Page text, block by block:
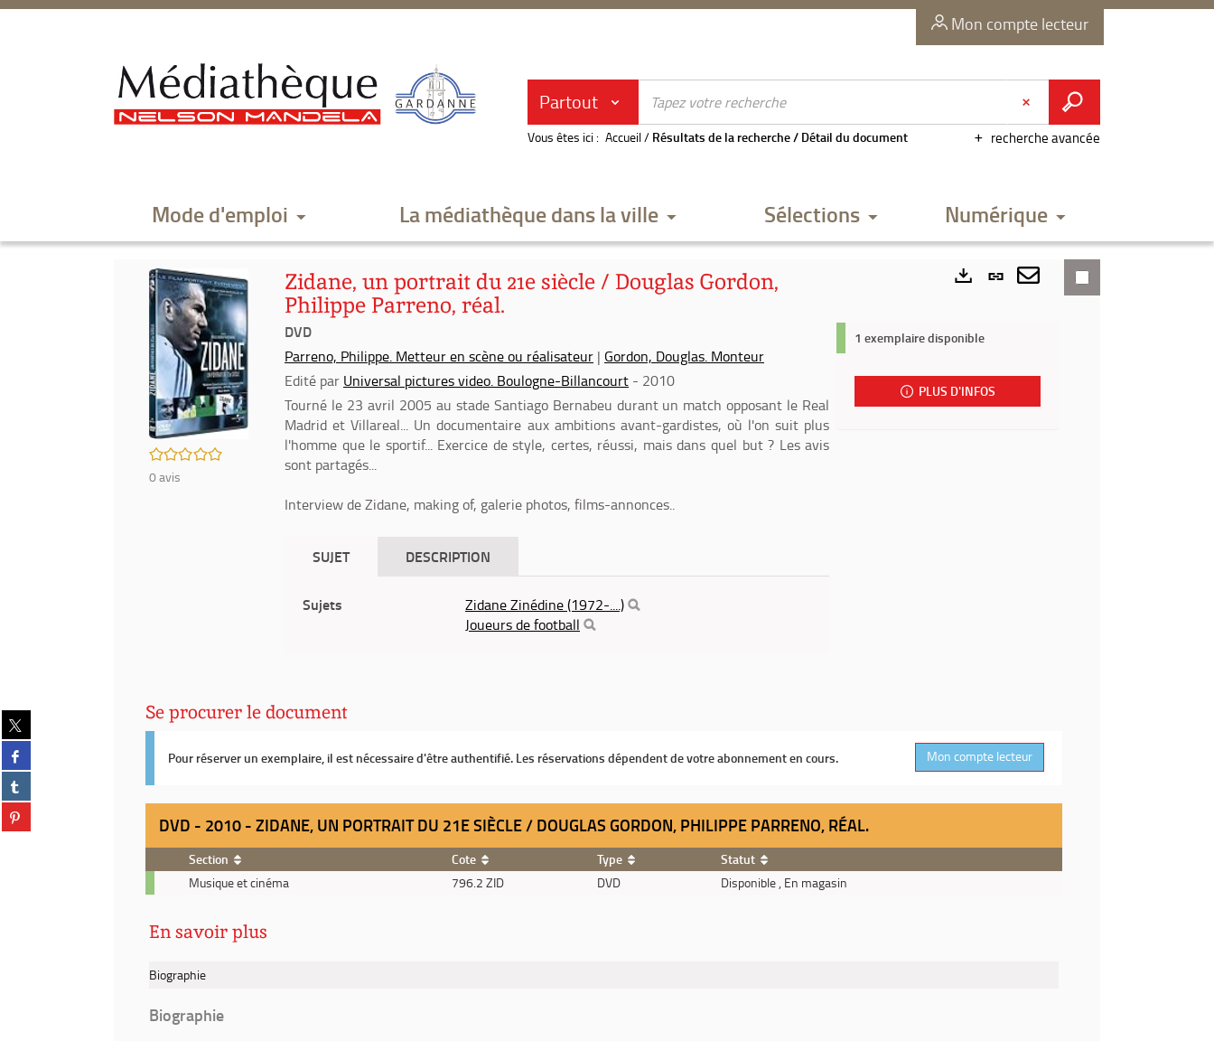
recherche
Mon compte lecteur
Partout
recherche avancée
Vous êtes ici : Accueil/ Résultats de la recherche/ Détail du document
Mode d'emploi La médiathèque dans la ville Sélections Numérique
Partager
sur
twitter
(Nouvelle
fenêtre)
Partager
sur
facebook
(Nouvelle
fenêtre)
Partager
sur
tumblr
(Nouvelle
Partager
sur
/5
0avis
Zidane, un portrait du 21e siècle / Douglas Gordon,
Philippe Parreno, réal.
DVD
Parreno, Philippe. Metteur en scène ou réalisateur | Gordon, Douglas. Monteur
Edité par Universal pictures video. Boulogne-Billancourt - 2010
Tourné le 23 avril 2005 au stade Santiago Bernabeu durant un match opposant le Real
Madrid et Villareal... Un documentaire aux ambitions avant-gardistes, où l'on suit plus
l'homme que le sportif... Exercice de style, certes, réussi, mais dans quel but ? Les avis
sont partagés...
Interview de Zidane, making of, galerie photos, films-annonces..
SUJET DESCRIPTION
Sujets
Zidane Zinédine (1972-....)
Joueurs de football
Lien
permanent
fenêtre)
Envoyer
mail
1 exemplaire disponible
PLUS D'INFOS
Se procurer le document
Pour réserver un exemplaire, il est nécessaire d'être authentifié. Les réservations dépendent de votre abonnement en cours. Mon compte lecteur
DVD - 2010 - ZIDANE, UN PORTRAIT DU 21E SIÈCLE / DOUGLAS GORDON, PHILIPPE PARRENO, RÉAL.
-
un
portrait
du
21e
Section Cote Type
Statut
Musique et cinéma
796.2 ZID DVD Disponible , En magasin
En savoir plus
Biographie
Biographie